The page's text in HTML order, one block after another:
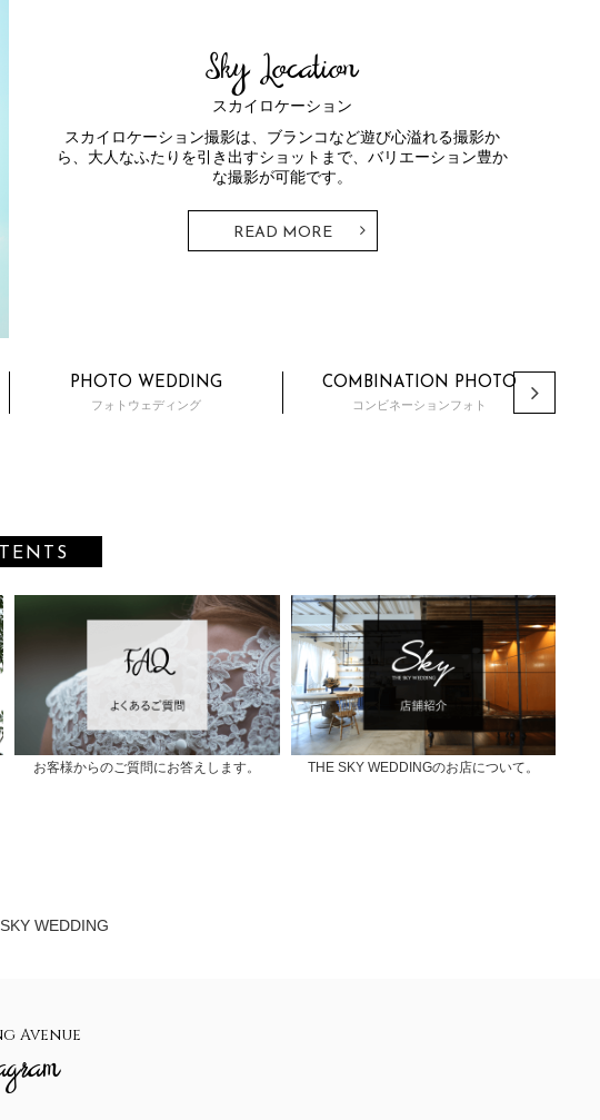
Sky Location
スカイロケーション
スカイロケーション撮影は、ブランコなど遊び心溢れる撮影か
ら、大人なふたりを引き出すショットまで、バリエーション豊か
な撮影が可能です。
READ MORE
PHOTO WEDDING
フォトウェディング
COMBINATION PHOTO
コンビネーションフォト
お客様からのご質問にお答えします。 THE SKY WEDDINGのお店について。
WEDDING
Avenue